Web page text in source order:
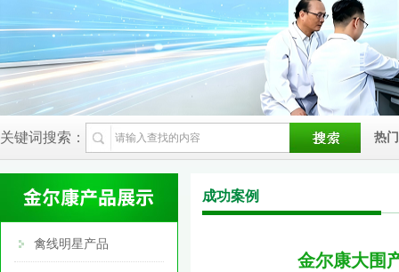
关键词搜索： 热
成功案例
金尔康大围
禽线明星产品